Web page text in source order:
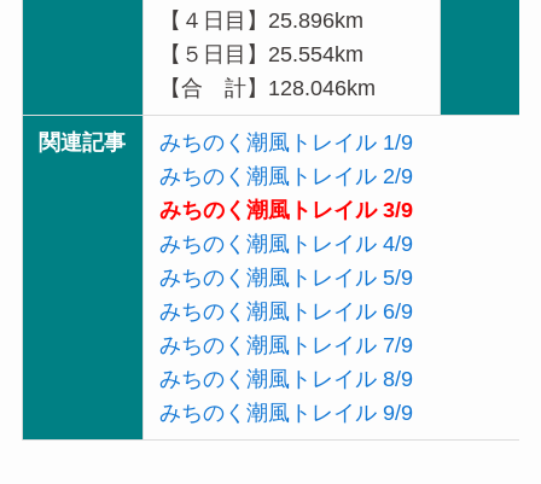
【４日目】25.896km
【５日目】25.554km
【合 計】128.046km
関連記事
みちのく潮風トレイル 1/9
みちのく潮風トレイル 2/9
みちのく潮風トレイル 3/9
みちのく潮風トレイル 4/9
みちのく潮風トレイル 5/9
みちのく潮風トレイル 6/9
みちのく潮風トレイル 7/9
みちのく潮風トレイル 8/9
みちのく潮風トレイル 9/9